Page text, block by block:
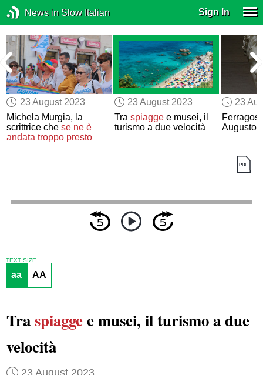
News in Slow Italian Sign In
23 August 2023
Michela Murgia, la
scrittrice chese ne è
andata troppo presto
23 August 2023
Tra spiaggee musei, il
turismo a due velocità
23
Augusto
TEXT SIZE
aa AA
Traspiaggee musei, il turismo a due
velocità
23 August 2023